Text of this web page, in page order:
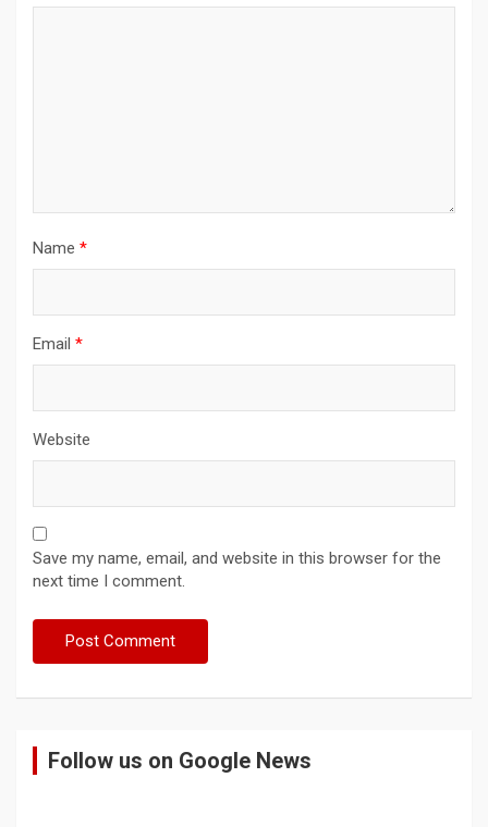
Name *
Email *
Website
Save my name, email, and website in this browser for the
next time I comment.
Follow us on Google News